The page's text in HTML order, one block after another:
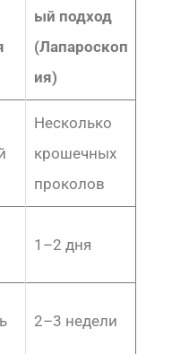
ый подход
(Лапароскоп
ия)
Несколько
крошечных
проколов
1–2 дня
2–3 недели